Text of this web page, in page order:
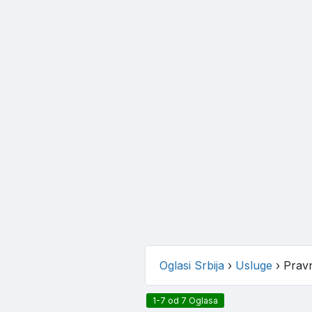
Oglasi Srbija› Usluge ›
1-7 od 7 Oglasa